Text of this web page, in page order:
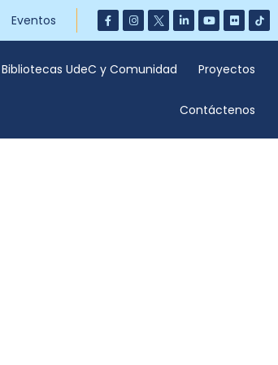
Eventos
Bibliotecas UdeC y Comunidad Proyectos
Contáctenos